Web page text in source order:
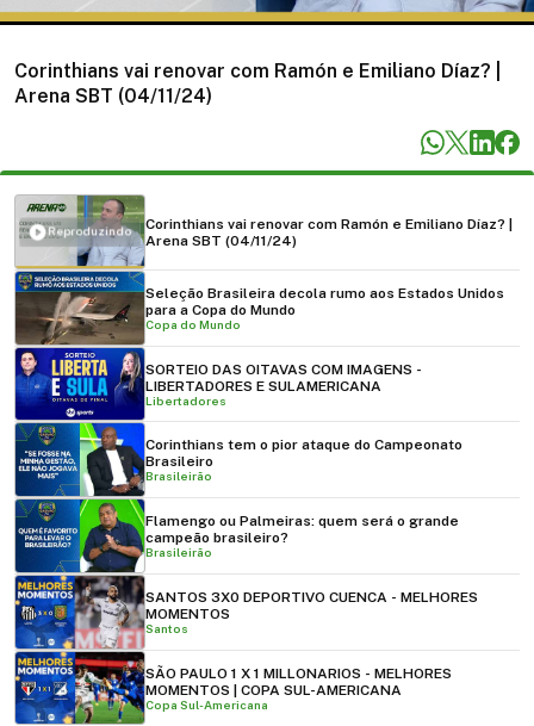
Corinthians vai renovar com Ramón e Emiliano Díaz? |
Arena SBT (04/11/24)
Reproduzindo
Corinthians vai renovar com Ramón e Emiliano Díaz? |
Arena SBT (04/11/24)
Seleção Brasileira decola rumo aos Estados Unidos
para a Copa do Mundo
Copa do Mundo
SORTEIO DAS OITAVAS COM IMAGENS -
LIBERTADORES E SULAMERICANA
Libertadores
Corinthians tem o pior ataque do Campeonato
Brasileiro
Brasileirão
Flamengo ou Palmeiras: quem será o grande
campeão brasileiro?
Brasileirão
SANTOS 3X0 DEPORTIVO CUENCA - MELHORES
MOMENTOS
Santos
SÃO PAULO 1 X 1 MILLONARIOS - MELHORES
MOMENTOS | COPA SUL-AMERICANA
Copa Sul-Americana